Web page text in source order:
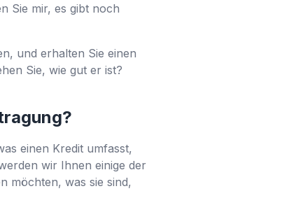
Sie mir, es gibt noch
und erhalten Sie einen
Sie, wie gut er ist?
einen Kredit umfasst,
wir Ihnen einige der
möchten, was sie sind,